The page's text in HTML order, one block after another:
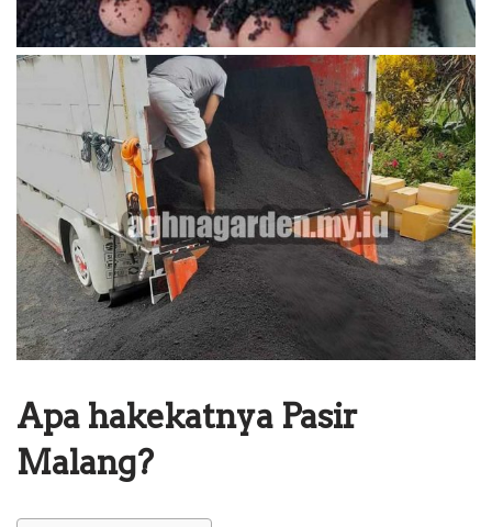
Apa hakekatnya Pasir
Malang?